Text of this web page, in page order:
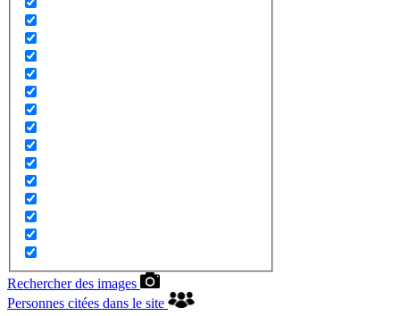
Rechercher des images
Personnes citées dans le site